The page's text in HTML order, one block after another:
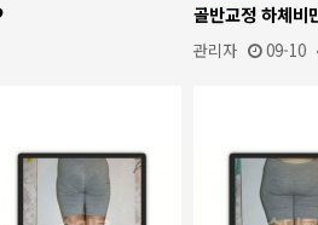
골반교정 하체비
관리자 09-10